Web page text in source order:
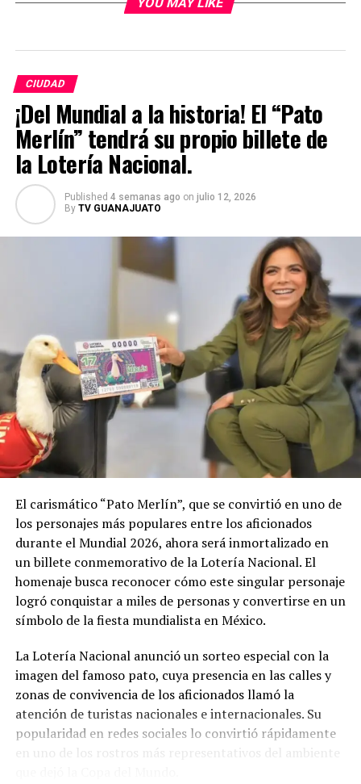
CIUDAD
¡Del Mundial a la historia! El “Pato
Merlín” tendrá su propio billete de
la Lotería Nacional.
Published 4 semanas ago on julio 12, 2026
By TV GUANAJUATO
El carismático “Pato Merlín”, que se convirtió en uno de
los personajes más populares entre los aficionados
durante el Mundial 2026, ahora será inmortalizado en
un billete conmemorativo de la Lotería Nacional. El
homenaje busca reconocer cómo este singular personaje
logró conquistar a miles de personas y convertirse en un
símbolo de la fiesta mundialista en México.
La Lotería Nacional anunció un sorteo especial con la
imagen del famoso pato, cuya presencia en las calles y
zonas de convivencia de los aficionados llamó la
atención de turistas nacionales e internacionales. Su
popularidad en redes sociales lo convirtió rápidamente
en uno de los rostros más representativos del ambiente